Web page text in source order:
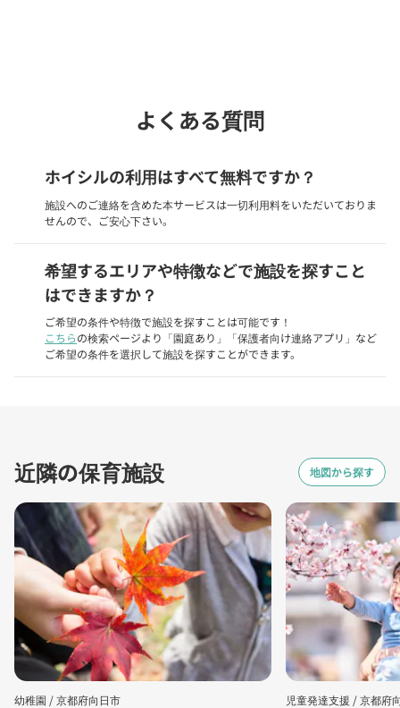
よくある質問
ホイシルの利用はすべて無料ですか？
施設へのご連絡を含めた本サービスは一切利用料をいただいておりま
せんので、ご安心下さい。
希望するエリアや特徴などで施設を探すこと
はできますか？
ご希望の条件や特徴で施設を探すことは可能です！
こちらの検索ページより「園庭あり」「保護者向け連絡アプリ」など
ご希望の条件を選択して施設を探すことができます。
近隣の保育施設 地図から探す
幼稚園 /京都府向日市 児童発達支援 /京都府